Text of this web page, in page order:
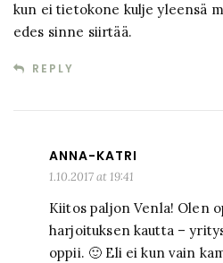
kun ei tietokone kulje yleensä
edes sinne siirtää.
REPLY
ANNA-KATRI
1.10.2017 at 19:41
Kiitos paljon Venla! Olen
harjoituksen kautta –
oppii. 🙂 Eli ei kun vain